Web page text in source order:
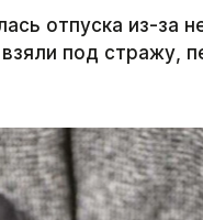
отпуска из-за
под стражу,